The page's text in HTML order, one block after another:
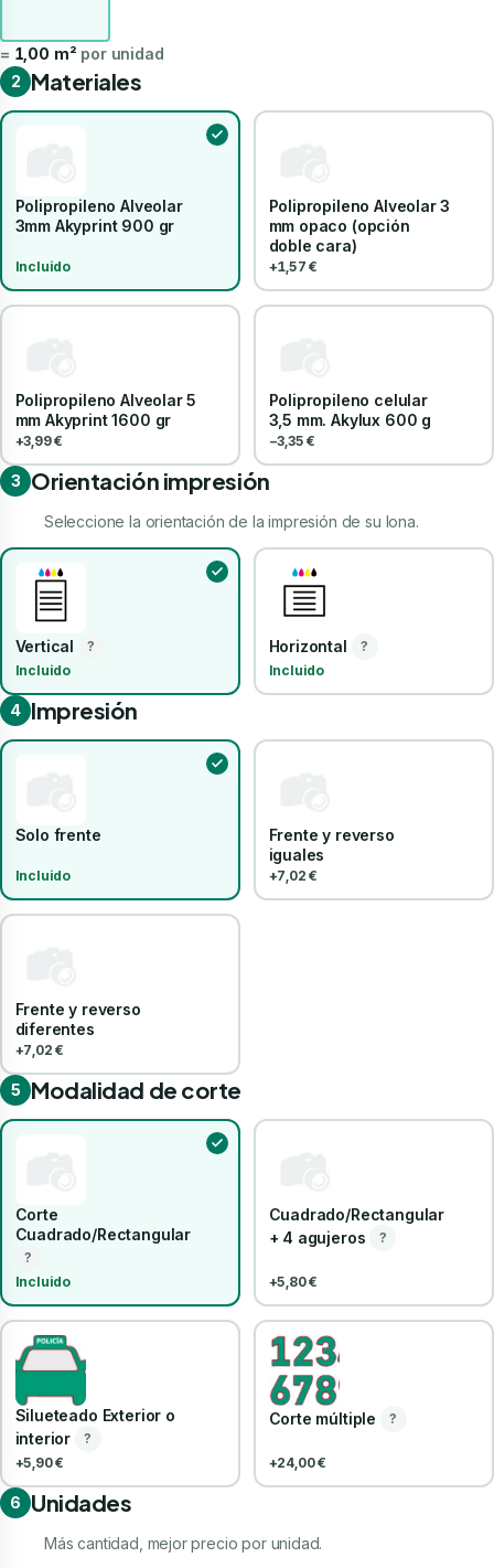
= 1,00 m² por unidad
2
Materiales
Polipropileno Alveolar
3mm Akyprint 900 gr
Incluido
Polipropileno Alveolar 3
mm opaco (opción
doble cara)
+1,57 €
Polipropileno Alveolar 5
mm Akyprint 1600 gr
+3,99 €
Polipropileno celular
3,5 mm. Akylux 600 g
−3,35 €
3 Orientación impresión
Seleccione la orientación de la impresión de su lona.
Vertical
?
Incluido
Horizontal
?
Incluido
4 Impresión
Solo frente
Incluido
Frente y reverso
iguales
+7,02 €
Frente y reverso
diferentes
+7,02 €
5 Modalidad de corte
Corte
Cuadrado/Rectangular
?
Incluido
Cuadrado/Rectangular
+ 4 agujeros
?
+5,80 €
Silueteado Exterior o
interior
?
+5,90 €
Corte múltiple ?
+24,00 €
6 Unidades
Más cantidad, mejor precio por unidad.